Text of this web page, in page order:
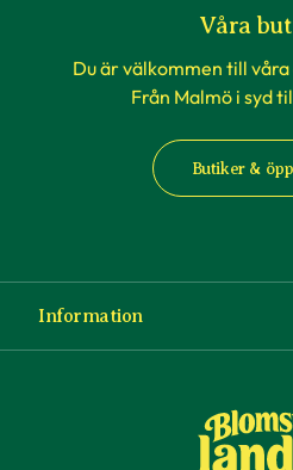
Våra
Du är välkommen till
Från Malmö i syd
Butiker &
Information
Köp- och leveransvillkor